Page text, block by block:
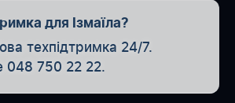
для Ізмаїла?
техпідтримка 24/7.
048 750 22 22.